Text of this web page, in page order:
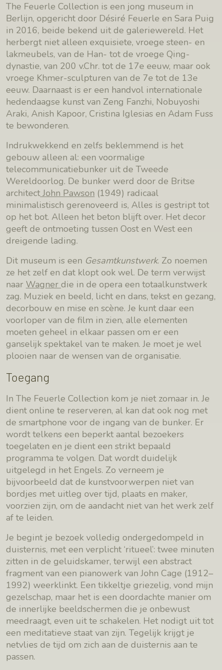
The Feuerle Collection is een jong museum in
Berlijn, opgericht door Désiré Feuerle en Sara Puig
in 2016, beide bekend uit de galeriewereld. Het
herbergt niet alleen exquisiete, vroege steen- en
lakmeubels, van de Han- tot de vroege Qing-
dynastie, van 200 v.Chr. tot de 17e eeuw, maar ook
vroege Khmer-sculpturen van de 7e tot de 13e
eeuw. Daarnaast is er een handvol internationale
hedendaagse kunst van Zeng Fanzhi, Nobuyoshi
Araki, Anish Kapoor, Cristina Iglesias en Adam Fuss
te bewonderen.
Indrukwekkend en zelfs beklemmend is het
gebouw alleen al: een voormalige
telecommunicatiebunker uit de Tweede
Wereldoorlog. De bunker werd door de Britse
architect John Pawson (1949) radicaal
minimalistisch gerenoveerd is, Alles is gestript tot
op het bot. Alleen het beton blijft over. Het decor
geeft de ontmoeting tussen Oost en West een
dreigende lading.
Dit museum is een Gesamtkunstwerk. Zo noemen
ze het zelf en dat klopt ook wel. De term verwijst
naar Wagner die in de opera een totaalkunstwerk
zag. Muziek en beeld, licht en dans, tekst en gezang,
decorbouw en mise en scène. Je kunt daar een
voorloper van de film in zien, alle elementen
moeten geheel in elkaar passen om er een
ganselijk spektakel van te maken. Je moet je wel
plooien naar de wensen van de organisatie.
Toegang
In The Feuerle Collection kom je niet zomaar in. Je
dient online te reserveren, al kan dat ook nog met
de smartphone voor de ingang van de bunker. Er
wordt telkens een beperkt aantal bezoekers
toegelaten en je dient een strikt bepaald
programma te volgen. Dat wordt duidelijk
uitgelegd in het Engels. Zo verneem je
bijvoorbeeld dat de kunstvoorwerpen niet van
bordjes met uitleg over tijd, plaats en maker,
voorzien zijn, om de aandacht niet van het werk zelf
af te leiden.
Je begint je bezoek volledig ondergedompeld in
duisternis, met een verplicht ‘ritueel’: twee minuten
zitten in de geluidskamer, terwijl een abstract
fragment van een pianowerk van John Cage (1912–
1992) weerklinkt. Een tikkeltje griezelig, vond mijn
gezelschap, maar het is een doordachte manier om
de innerlijke beeldschermen die je onbewust
meedraagt, even uit te schakelen. Het nodigt uit tot
een meditatieve staat van zijn. Tegelijk krijgt je
netvlies de tijd om zich aan de duisternis aan te
passen.